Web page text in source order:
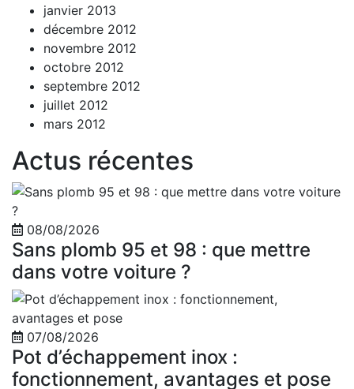
janvier 2013
décembre 2012
novembre 2012
octobre 2012
septembre 2012
juillet 2012
mars 2012
Actus récentes
08/08/2026
Sans plomb 95 et 98 : que mettre
dans votre voiture ?
07/08/2026
Pot d’échappement inox :
fonctionnement, avantages et pose